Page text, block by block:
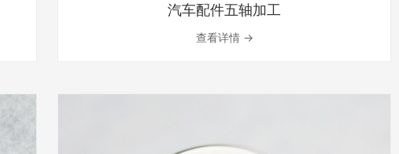
汽车配件五轴加工
查看详情 →